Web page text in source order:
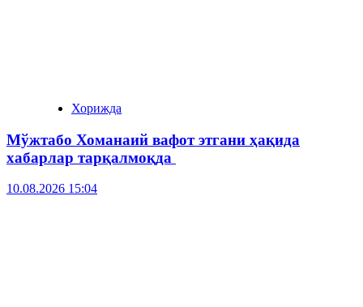
Хорижда
Мўжтабо Хоманаий вафот этгани ҳақида
хабарлар тарқалмоқда
10.08.2026 15:04